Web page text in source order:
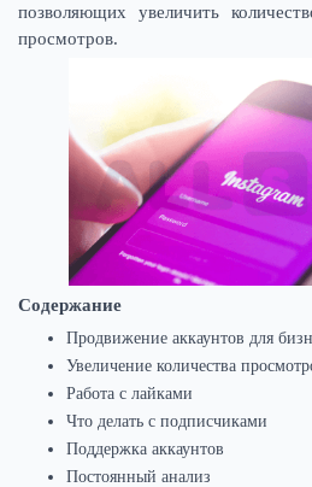
позволяющих увеличить
просмотров.
Содержание
Продвижение аккаунтов для
Увеличение количества
Работа с лайками
Что делать с подписчиками
Поддержка аккаунтов
Постоянный анализ